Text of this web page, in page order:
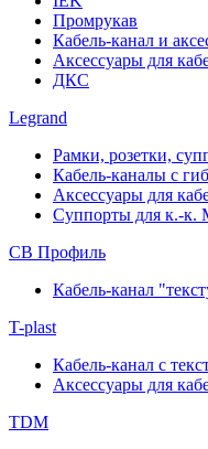
Промрукав
Кабель-канал и
Аксессуары для
ДКС
Legrand
Рамки, розетки,
Кабель-каналы с
Аксессуары для
Суппорты для к.-к.
СВ Профиль
Кабель-канал
T-plast
Кабель-канал с
Аксессуары для
TDM